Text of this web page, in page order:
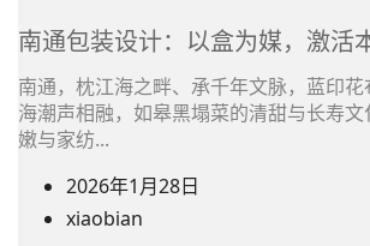
用)
作
者
章
者
姓
之
前
南通包装设计：以盒为媒，激活
南通，枕江海之畔、承千年文脉，蓝印
海潮声相融，如皋黑塌菜的清甜与长寿
嫩与家纺...
2026年1月28日
(在
xiaobian